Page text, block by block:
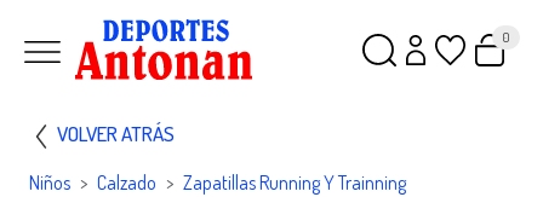
0
VOLVER ATRÁS
Niños Calzado
Zapatillas Running Y Trainning